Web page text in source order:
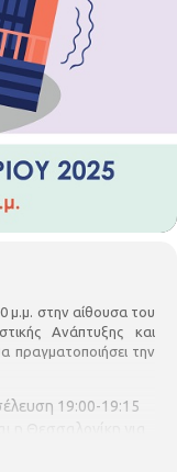
μ.μ. στην αίθουσα του
Ανάπτυξης και
πραγματοποιήσει την
19:00-19:15
η Θεσσαλονίκη για